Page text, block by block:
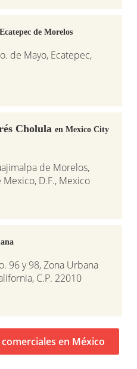
de Morelos
de Mayo, Ecatepec,
Cholula en Mexico City
de Morelos,
D.F., Mexico
96 y 98, Zona Urbana
C.P. 22010
en México